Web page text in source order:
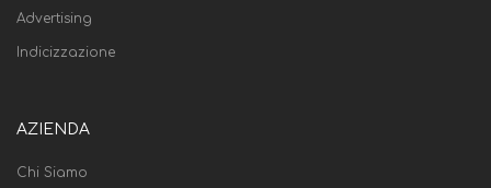
Advertising
Indicizzazione
AZIENDA
Chi Siamo